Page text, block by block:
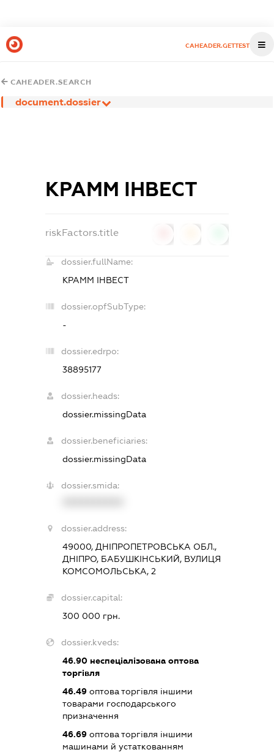
CAHEADER.GETTEST
CAHEADER.SEARCH
document.dossier
КРАММ ІНВЕСТ
riskFactors.title
dossier.fullName:
КРАММ ІНВЕСТ
dossier.opfSubType:
-
dossier.edrpo:
38895177
dossier.heads:
dossier.missingData
dossier.beneficiaries:
dossier.missingData
dossier.smida:
dossier.address:
49000, ДНІПРОПЕТРОВСЬКА ОБЛ.,
ДНІПРО, БАБУШКІНСЬКИЙ, ВУЛИЦЯ
КОМСОМОЛЬСЬКА, 2
dossier.capital:
300 000 грн.
dossier.kveds:
46.90неспеціалізована оптова
торгівля
46.49оптова торгівля іншими
товарами господарського
призначення
46.69оптова торгівля іншими
машинами й устаткованням